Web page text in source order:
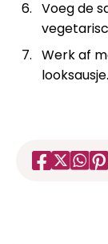
Voeg de
Werk af
looksausje.